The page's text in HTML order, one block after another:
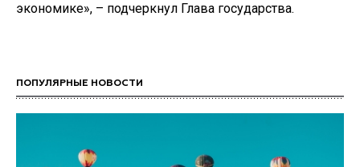
экономике», – подчеркнул Глава государства.
ПОПУЛЯРНЫЕ НОВОСТИ